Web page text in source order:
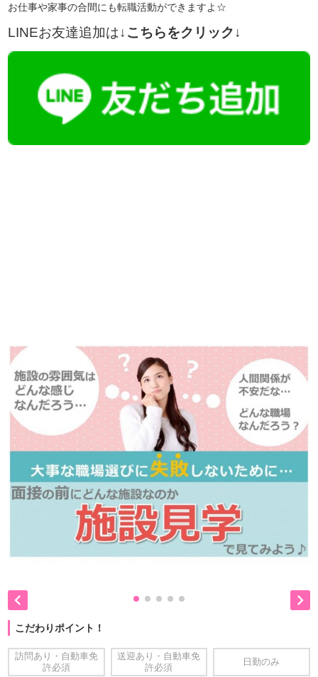
お仕事や家事の合間にも転職活動ができますよ☆
LINEお友達追加は↓こちらをクリック↓
 
こだわりポイント！
訪問あり・自動車免
許必須
送迎あり・自動車免
許必須
日勤のみ